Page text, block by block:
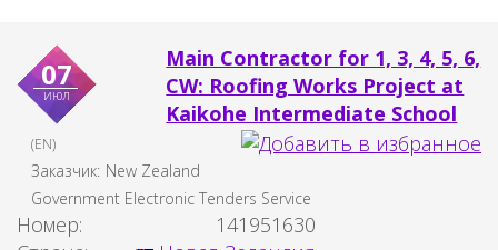
07
июл
Main Contractor for 1, 3, 4, 5, 6,
CW: Roofing Works Project at
Kaikohe Intermediate School
(EN)
Заказчик: New Zealand
Government Electronic Tenders Service
Номер:
141951630